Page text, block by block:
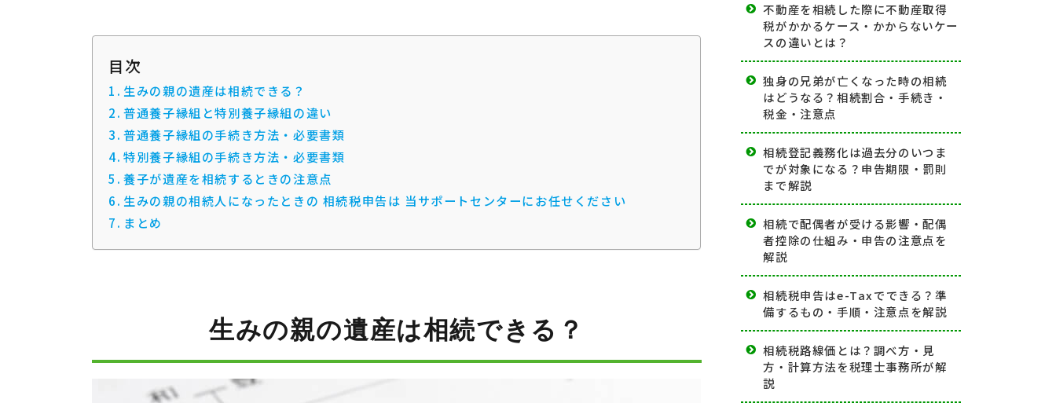
目次
生みの親の遺産は相続できる？
普通養子縁組と特別養子縁組の違い
普通養子縁組の手続き方法・必要書類
特別養子縁組の手続き方法・必要書類
養子が遺産を相続するときの注意点
生みの親の相続人になったときの 相続税申告は 当サポートセンターにお任せください
まとめ
生みの親の遺産は相続できる？
不動産を相続した際に不動産取得
税がかかるケース・かからないケー
スの違いとは？
独身の兄弟が亡くなった時の相続
はどうなる？相続割合・手続き・
税金・注意点
相続登記義務化は過去分のいつま
でが対象になる？申告期限・罰則
まで解説
相続で配偶者が受ける影響・配偶
者控除の仕組み・申告の注意点を
解説
相続税申告はe-Taxでできる？準
備するもの・手順・注意点を解説
相続税路線価とは？調べ方・見
方・計算方法を税理士事務所が解
説